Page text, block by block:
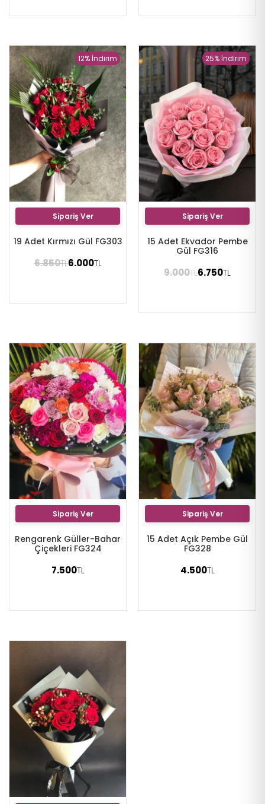
12% İndirim
Sipariş Ver
19 Adet Kırmızı Gül FG303
6.850TL6.000TL
25% İndirim
Sipariş Ver
15 Adet Ekvador Pembe
Gül FG316
9.000TL6.750TL
Sipariş Ver
Rengarenk Güller-Bahar
Çiçekleri FG324
7.500TL
Sipariş Ver
15 Adet Açık Pembe Gül
FG328
4.500TL